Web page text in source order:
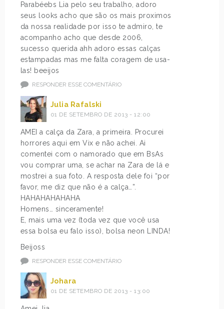
Parabéebs Lia pelo seu trabalho, adoro
seus looks acho que são os mais proximos
da nossa realidade por isso te admiro, te
acompanho acho que desde 2006,
sucesso querida ahh adoro essas calças
estampadas mas me falta coragem de usa-
las! beeijos
RESPONDER ESSE COMENTÁRIO
Julia Rafalski
01 DE SETEMBRO DE 2013 - 12:00
AMEI a calça da Zara, a primeira. Procurei
horrores aqui em Vix e não achei. Ai
comentei com o namorado que em BsAs
vou comprar uma, se achar na Zara de lá e
mostrei a sua foto. A resposta dele foi “por
favor, me diz que não é a calça…”.
HAHAHAHAHAHA
Homens… sinceramente!
E, mais uma vez (toda vez que você usa
essa bolsa eu falo isso), bolsa neon LINDA!
Beijoss
RESPONDER ESSE COMENTÁRIO
Johara
01 DE SETEMBRO DE 2013 - 13:00